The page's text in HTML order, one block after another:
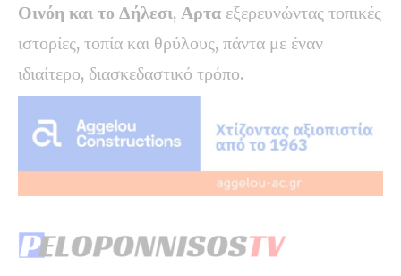
Οινόη και το Δήλεσι, Αρτα εξερευνώντας τοπικές
ιστορίες, τοπία και θρύλους, πάντα με έναν
ιδιαίτερο, διασκεδαστικό τρόπο.